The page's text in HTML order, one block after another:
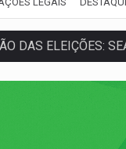
DAS ELEIÇÕES:
da feira começa
de novos
Neri transforma